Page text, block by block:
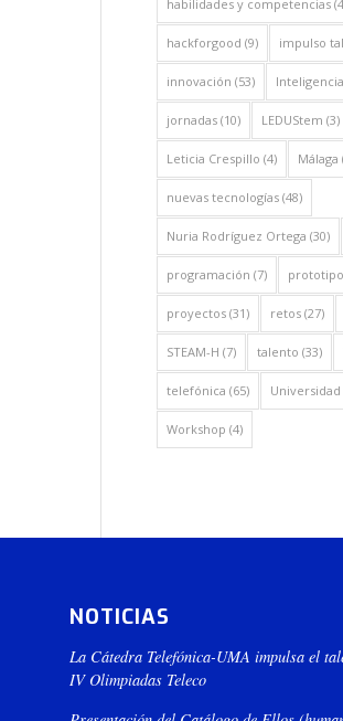
habilidades y competencias
hackforgood (9) impulso
innovación (53)
jornadas (10) LEDUStem (3)
Leticia Crespillo (4) Málaga
nuevas tecnologías (48)
Nuria Rodríguez Ortega (30)
programación (7)
proyectos (31) retos (27)
STEAM-H (7) talento (33)
telefónica (65) Universidad
Workshop (4)
NOTICIAS
La Cátedra Telefónica-UMA impulsa el
IV Olimpiadas Teleco